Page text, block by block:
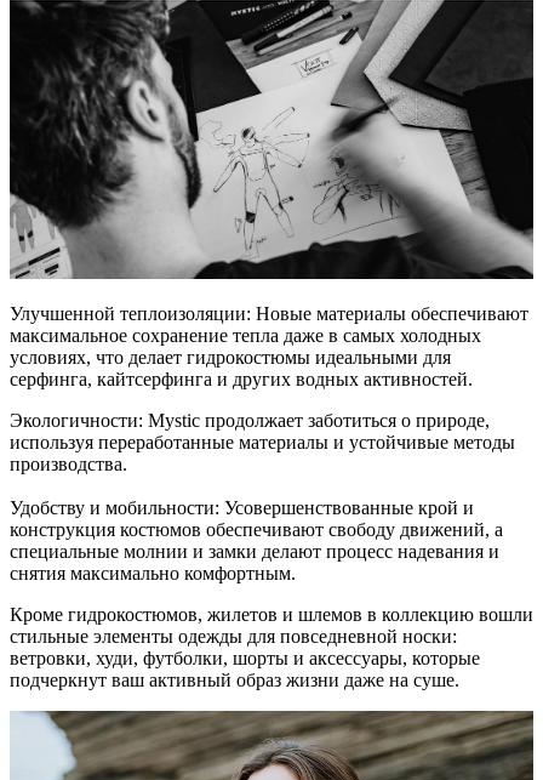
Улучшенной теплоизоляции: Новые материалы обеспечивают
максимальное сохранение тепла даже в самых холодных
условиях, что делает гидрокостюмы идеальными для
серфинга, кайтсерфинга и других водных активностей.
Экологичности: Mystic продолжает заботиться о природе,
используя переработанные материалы и устойчивые методы
производства.
Удобству и мобильности: Усовершенствованные крой и
конструкция костюмов обеспечивают свободу движений, а
специальные молнии и замки делают процесс надевания и
снятия максимально комфортным.
Кроме гидрокостюмов, жилетов и шлемов в коллекцию вошли
стильные элементы одежды для повседневной носки:
ветровки, худи, футболки, шорты и аксессуары, которые
подчеркнут ваш активный образ жизни даже на суше.